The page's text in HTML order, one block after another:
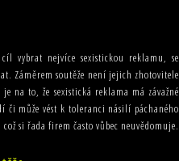
vybrat nejvíce sexistickou reklamu, se
Záměrem soutěže není jejich zhotovitele
na to, že sexistická reklama má závažné
či může vést k toleranci násilí páchaného
si řada firem často vůbec neuvědomuje.